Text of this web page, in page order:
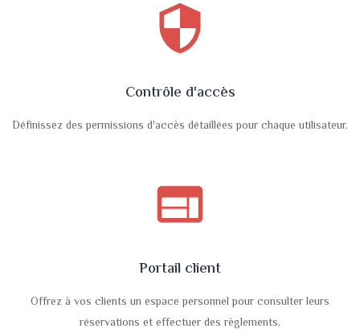
security
Contrôle d'accès
Définissez des permissions d'accès détaillées pour chaque utilisateur.
web
Portail client
Offrez à vos clients un espace personnel pour consulter leurs
réservations et effectuer des règlements.